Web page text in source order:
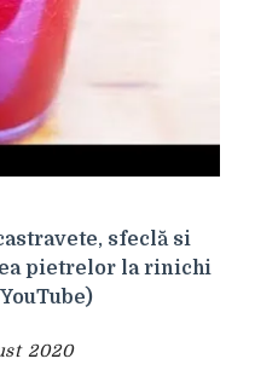
sfeclă si
pietrelor la rinichi
2020